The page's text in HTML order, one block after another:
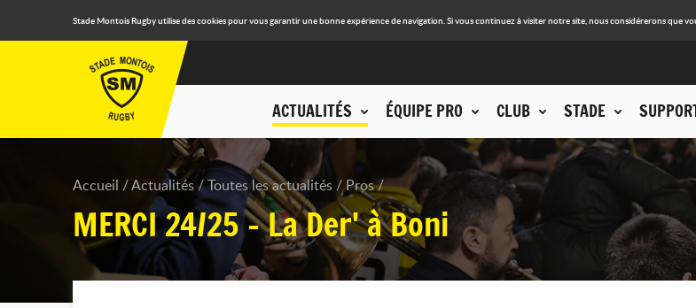
Stade Montois Rugby utilise des cookies pour vous garantir une bonne expérience de navigation. Si vous continuez à visiter notre site, nous considérerons que
ACTUALITÉS ÉQUIPE PRO CLUB STADE
Accueil Actualités Toutes les actualités Pros
MERCI 24/25 - La Der' à Boni